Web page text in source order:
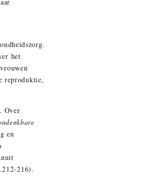
het
reproduktie,
Over
en
216).